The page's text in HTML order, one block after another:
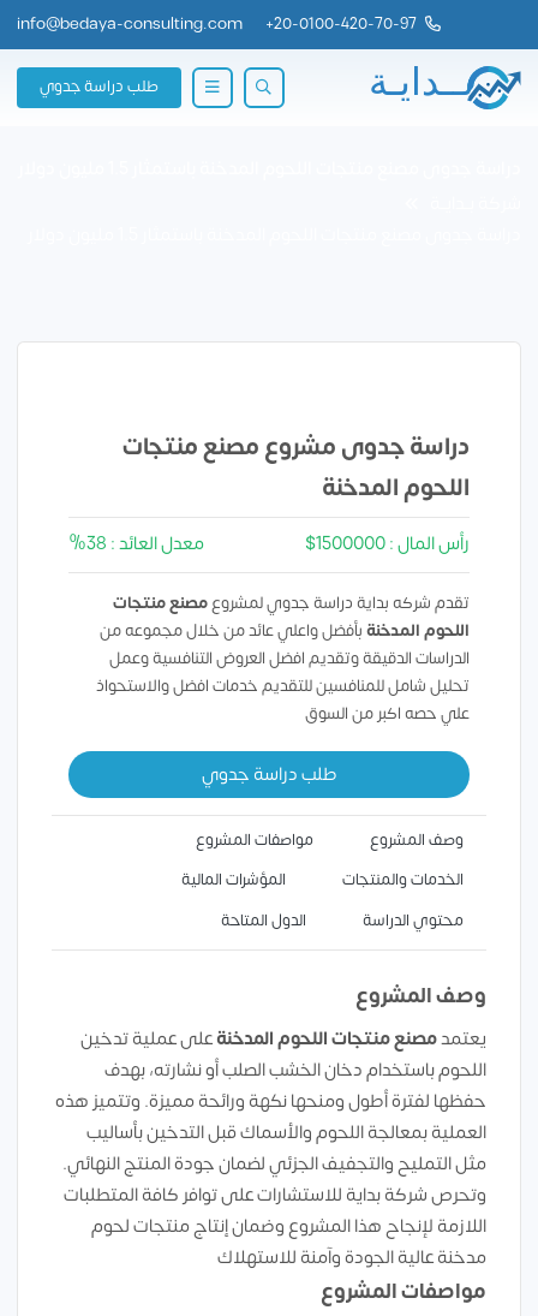
20-0100-420-70-97
+
info@bedaya-consulting.com
طلب دراسة جدوي
دراسة جدوى مشروع مصنع منتجات
اللحوم المدخنة
رأس المال : 1500000$ معدل العائد : 38%
تقدم شركه بداية دراسة جدوي لمشروعمصنع منتجات
اللحوم المدخنةبأفضل واعلي عائد من خلال مجموعه من
الدراسات الدقيقة وتقديم افضل العروض التنافسية وعمل
تحليل شامل للمنافسين للتقديم خدمات افضل والاستحواذ
علي حصه اكبر من السوق
طلب دراسة جدوي
وصف المشروع
مواصفات المشروع
الخدمات والمنتجات
المؤشرات المالية
محتوي الدراسة
الدول المتاحة
وصف المشروع
يعتمدمصنع منتجات اللحوم المدخنةعلى عملية تدخين
اللحوم باستخدام دخان الخشب الصلب أو نشارته، بهدف
حفظها لفترة أطول ومنحها نكهة ورائحة مميزة. وتتميز هذه
العملية بمعالجة اللحوم والأسماك قبل التدخين بأساليب
مثل التمليح والتجفيف الجزئي لضمان جودة المنتج النهائي.
وتحرص شركة بداية للاستشارات على توافر كافة المتطلبات
اللازمة لإنجاح هذا المشروع وضمان إنتاج منتجات لحوم
مدخنة عالية الجودة وآمنة للاستهلاك
مواصفات المشروع